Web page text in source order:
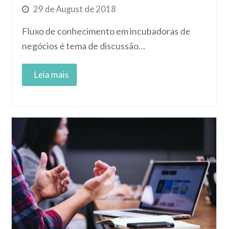
29 de August de 2018
Fluxo de conhecimento em incubadoras de
negócios é tema de discussão…